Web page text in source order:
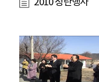
2010 성탄행사